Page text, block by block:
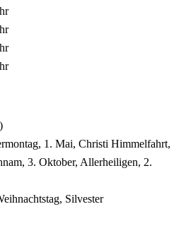
1. Mai, Christi Himmelfahrt,
3. Oktober, Allerheiligen, 2.
Silvester